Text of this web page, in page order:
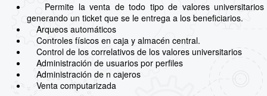
Permite la venta de todo tipo de valores universitarios
generando un ticket que se le entrega a los beneficiarios.
Arqueos automáticos
Controles físicos en caja y almacén central.
Control de los correlativos de los valores universitarios
Administración de usuarios por perfiles
Administración de n cajeros
Venta computarizada